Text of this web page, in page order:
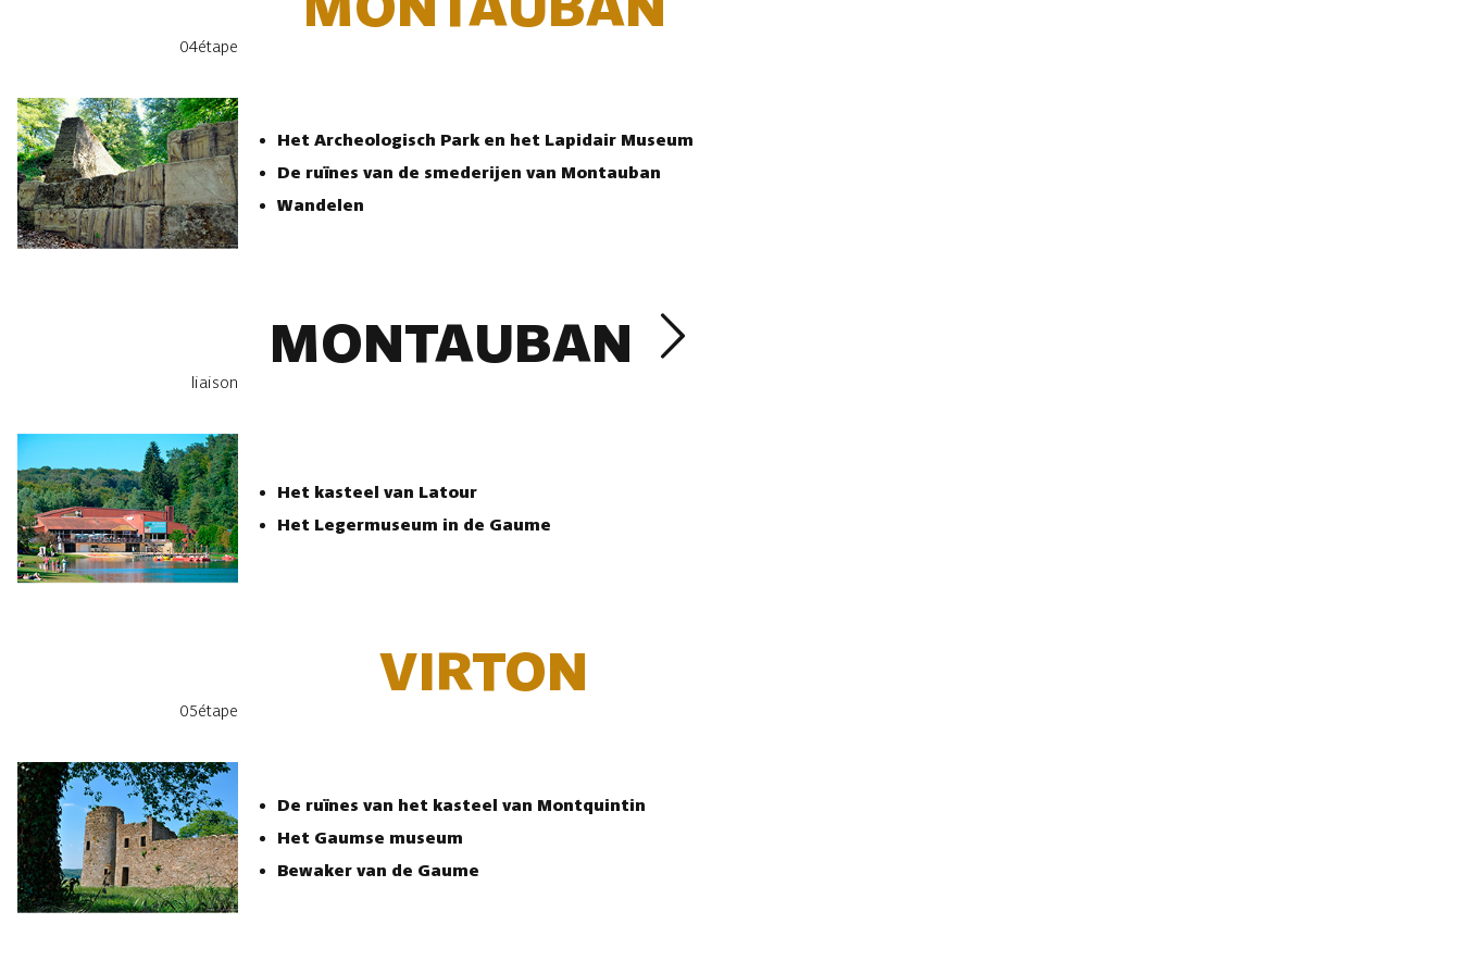
04étape
Het Archeologisch Park en het Lapidair Museum
De ruïnes van de smederijen van Montauban
Wandelen
liaison
MONTAUBAN
Het kasteel van Latour
Het Legermuseum in de Gaume
05étape
VIRTON
De ruïnes van het kasteel van Montquintin
Het Gaumse museum
Bewaker van de Gaume